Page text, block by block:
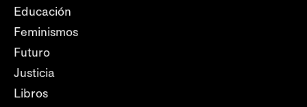
Educación
Feminismos
Futuro
Justicia
Libros